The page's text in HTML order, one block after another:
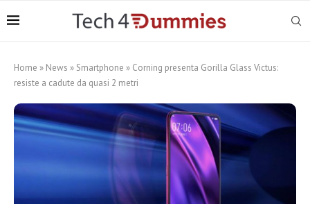
Home » News » Smartphone » Corning presenta Gorilla Glass Victus:
resiste a cadute da quasi 2 metri